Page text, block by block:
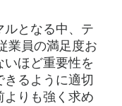
ルとなる中、テ
業員の満足度お
いほど重要性を
るように適切
よりも強く求め